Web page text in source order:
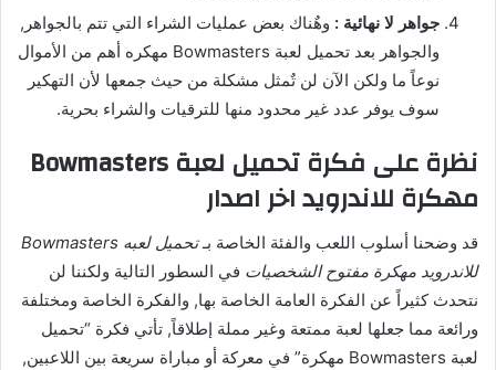
جواهر لا نهائية : وهٌناك بعض عمليات الشراء التي تتم بالجواهر,
والجواهر بعد تحميل لعبة Bowmasters مهكره أهم من الأموال
نوعاً ما ولكن الآن لن تٌمثل مشكلة من حيث جمعها لأن التهكير
سوف يوفر عدد غير محدود منها للترقيات والشراء بحرية.
نظرة على فكرة تحميل لعبة Bowmasters
مهكرة للاندرويد اخر اصدار
قد وضحنا أسلوب اللعب والفئة الخاصة بـ
تحميل لعبه Bowmasters
للاندرويد مهكرة مفتوح الشخصيات في السطور التالية ولكننا لن
نتحدث كثيراً عن الفكرة العامة الخاصة بها, والفكرة الخاصة ومختلفة
ورائعة مما جعلها لعبة ممتعة وغير مملة إطلاقاً, تأتي فكرة “تحميل
لعبة Bowmasters مهكرة” في معركة أو مباراة سريعة بين اللاعبين,